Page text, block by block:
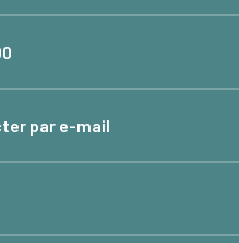
par e-mail